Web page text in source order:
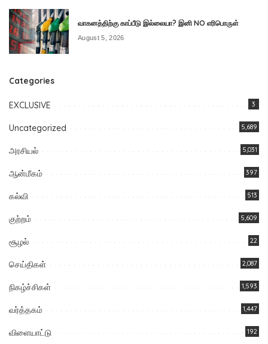
வாகனத்திற்கு காப்பீடு இல்லையா? இனி NO எரிபொருள்
August 5, 2026
Categories
EXCLUSIVE 3
Uncategorized 5,689
அரசியல் 5,031
ஆன்மீகம் 397
கல்வி 513
குற்றம் 5,609
சூழல் 22
செய்திகள் 2,087
நிகழ்ச்சிகள் 1,593
வர்த்தகம் 1,447
விளையாட்டு 192